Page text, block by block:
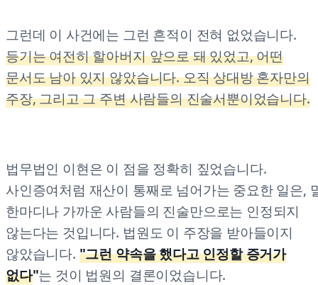
그런데 이 사건에는 그런 흔적이 전혀 없었습니다.
등기는 여전히 할아버지 앞으로 돼 있었고, 어떤
문서도 남아 있지 않았습니다. 오직 상대방 혼자만의
주장, 그리고 그 주변 사람들의 진술서뿐이었습니다.
법무법인 이현은 이 점을 정확히 짚었습니다.
사인증여처럼 재산이 통째로 넘어가는 중요한 일은,
한마디나 가까운 사람들의 진술만으로는 인정되지
않는다는 것입니다. 법원도 이 주장을 받아들이지
않았습니다. "그런 약속을 했다고 인정할 증거가
없다"는 것이 법원의 결론이었습니다.